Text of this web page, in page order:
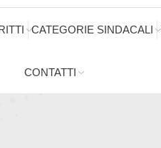
CATEGORIE SINDACALI
CONTATTI